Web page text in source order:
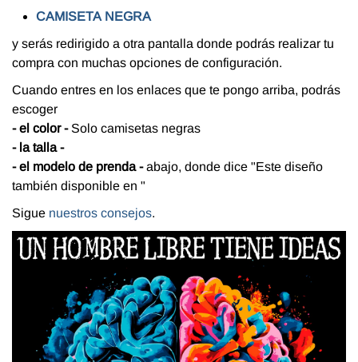
CAMISETA NEGRA
y serás redirigido a otra pantalla donde podrás realizar tu
compra con muchas opciones de configuración.
Cuando entres en los enlaces que te pongo arriba, podrás
escoger
- el color - Solo camisetas negras
- la talla -
- el modelo de prenda -abajo, donde dice "Este diseño
también disponible en "
Sigue nuestros consejos.